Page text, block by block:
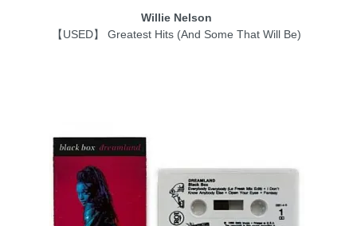
Willie Nelson
【USED】 Greatest Hits (And Some That Will Be)